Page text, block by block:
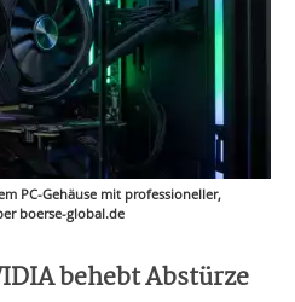
PC-Gehäuse mit professioneller,
boerse-global.de
behebt Abstürze